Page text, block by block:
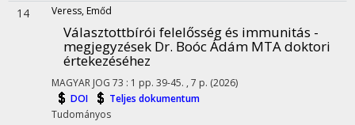
14 Veress, Emőd
Választottbírói felelősség és immunitás -
megjegyzések Dr. Boóc Ádám MTA doktori
értekezéséhez
MAGYAR JOG 73 : 1 pp. 39-45. , 7 p. (2026)
DOI
Teljes dokumentum
Tudományos